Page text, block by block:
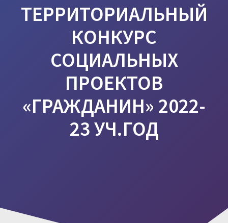
ТЕРРИТОРИАЛЬНЫЙ
КОНКУРС
СОЦИАЛЬНЫХ
ПРОЕКТОВ
«ГРАЖДАНИН» 2022-
23 УЧ.ГОД